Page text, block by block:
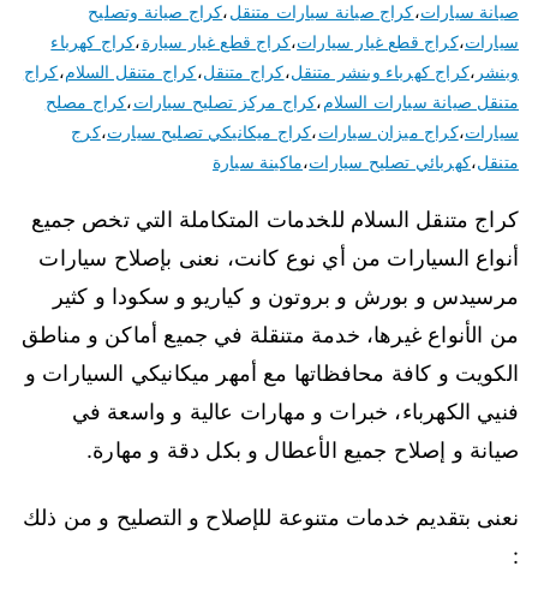
صيانة سيارات،كراج صيانة سيارات متنقل،كراج صيانة وتصليح
سيارات،كراج قطع غيار سيارات،كراج قطع غيار سيارة،كراج كهرباء
وبنشر ،كراج كهرباء وبنشر متنقل،كراج متنقل،كراج متنقل السلام،كراج
متنقل صيانة سيارات السلام،كراج مركز تصليح سيارات،كراج مصلح
سيارات،كراج ميزان سيارات،كراج ميكانيكي تصليح سيارت،كرج
متنقل،كهربائي تصليح سيارات،ماكينة سيارة
كراج متنقل السلام للخدمات المتكاملة التي تخص جميع
أنواع السيارات من أي نوع كانت، نعنى بإصلاح سيارات
مرسيدس و بورش و بروتون و كياريو و سكودا و كثير
من الأنواع غيرها، خدمة متنقلة في جميع أماكن و مناطق
الكويت و كافة محافظاتها مع أمهر ميكانيكي السيارات و
فنيي الكهرباء، خبرات و مهارات عالية و واسعة في
صيانة و إصلاح جميع الأعطال و بكل دقة و مهارة.
نعنى بتقديم خدمات متنوعة للإصلاح و التصليح و من ذلك
: